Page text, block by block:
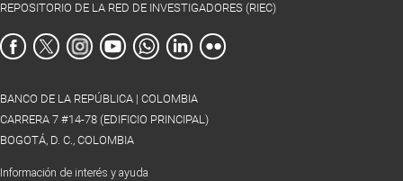
REPOSITORIO DE LA RED DE INVESTIGADORES (RIEC)
BANCO DE LA REPÚBLICA | COLOMBIA
CARRERA 7 #14-78 (EDIFICIO PRINCIPAL)
BOGOTÁ, D. C., COLOMBIA
Información de interés y ayuda